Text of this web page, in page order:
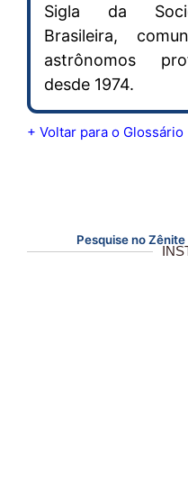
Sigla da
Brasileira,
astrônomos
desde 1974.
+ Voltar para o Glossário
Pesquise no Zênite